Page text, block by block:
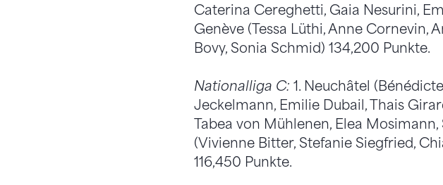
Caterina Cereghetti, Gaia Nesurini,
Genève (Tessa Lüthi, Anne Cornevin,
Bovy, Sonia Schmid) 134,200 Punkte.
Nationalliga C: 1. Neuchâtel
Jeckelmann, Emilie Dubail, Thais
Tabea von Mühlenen, Elea Mosimann,
(Vivienne Bitter, Stefanie Siegfried,
116,450 Punkte.